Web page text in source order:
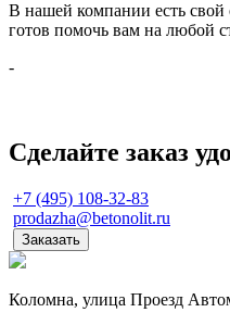
В нашей компании есть свой
готов помочь вам на любой
-
Сделайте заказ
+7 (495) 108-32-83
prodazha@betonolit.ru
Заказать
Коломна, улица Проезд